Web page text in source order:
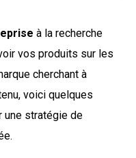
à la recherche
vos produits sur les
cherchant à
voici quelques
une stratégie de